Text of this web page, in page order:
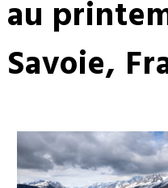
au
Savoie,